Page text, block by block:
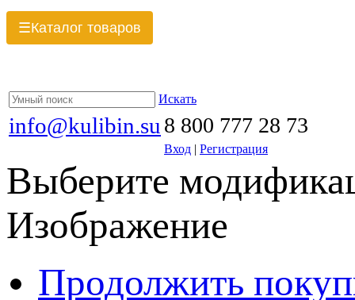
☰Каталог товаров
Искать
info@kulibin.su 8 800 777 28 73
Вход | Регистрация
Выберите
Изображение
Продолжить